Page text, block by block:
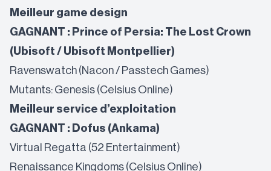
Meilleur game design
GAGNANT : Prince of Persia: The Lost Crown
(Ubisoft / Ubisoft Montpellier)
Ravenswatch (Nacon / Passtech Games)
Mutants: Genesis (Celsius Online)
Meilleur service d’exploitation
GAGNANT : Dofus (Ankama)
Virtual Regatta (52 Entertainment)
Renaissance Kingdoms (Celsius Online)